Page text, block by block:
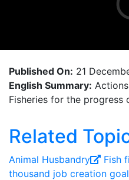
Published On: 21
English Summary:
Fisheries for the progress
Related
Animal Husbandry Fish
thousand job creation